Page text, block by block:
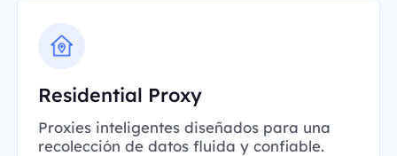
Residential Proxy
Proxies inteligentes diseñados para una
recolección de datos fluida y confiable.